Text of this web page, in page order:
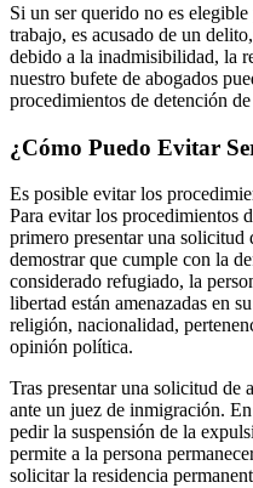
Si un ser querido no es
trabajo, es acusado de un
debido a la inadmisibilidad, la
nuestro bufete de abogados
procedimientos de detención
¿Cómo Puedo Evitar
Es posible evitar los
Para evitar los procedimientos
primero presentar una solicitud
demostrar que cumple con la
considerado refugiado, la
libertad están amenazadas en
religión, nacionalidad,
opinión política.
Tras presentar una solicitud de
ante un juez de inmigración.
pedir la suspensión de la
permite a la persona
solicitar la residencia